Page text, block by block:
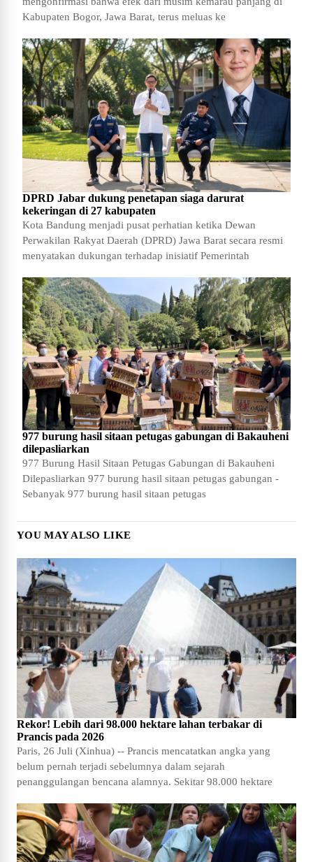
Kabupaten Bogor, Jawa Barat, terus meluas ke
DPRD Jabar dukung penetapan siaga darurat
kekeringan di 27 kabupaten
Kota Bandung menjadi pusat perhatian ketika Dewan
Perwakilan Rakyat Daerah (DPRD) Jawa Barat secara resmi
menyatakan dukungan terhadap inisiatif Pemerintah
977 burung hasil sitaan petugas gabungan di Bakauheni
dilepasliarkan
977 Burung Hasil Sitaan Petugas Gabungan di Bakauheni
Dilepasliarkan 977 burung hasil sitaan petugas gabungan -
Sebanyak 977 burung hasil sitaan petugas
YOU MAY ALSO LIKE
Rekor! Lebih dari 98.000 hektare lahan terbakar di
Prancis pada 2026
Paris, 26 Juli (Xinhua) -- Prancis mencatatkan angka yang
belum pernah terjadi sebelumnya dalam sejarah
penanggulangan bencana alamnya. Sekitar 98.000 hektare